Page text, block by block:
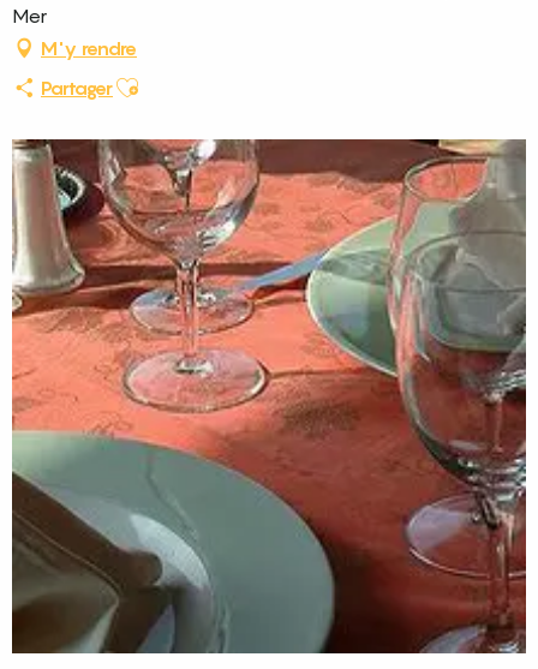
Mer
M'y rendre
PartagerAjouter aux favoris